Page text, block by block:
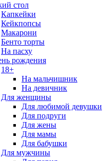
стол
Капкейки
Кейкпопсы
Макарони
Бенто торты
На пасху
рождения
18+
На мальчишник
На девичник
Для женщины
Для любимой девушки
Для подруги
Для жены
Для мамы
Для бабушки
Для мужчины